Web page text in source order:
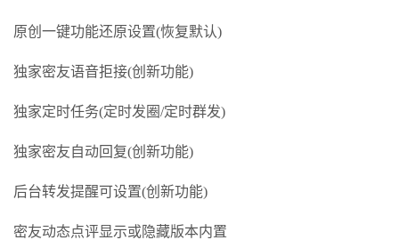
原创一键功能还原设置(恢复默认)
独家密友语音拒接(创新功能)
独家定时任务(定时发圈/定时群发)
独家密友自动回复(创新功能)
后台转发提醒可设置(创新功能)
密友动态点评显示或隐藏版本内置